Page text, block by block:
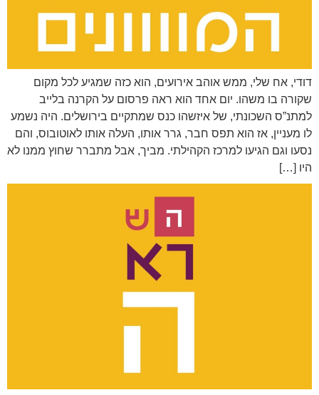
דודי, אח שלי, ממש אוהב אירועים, הוא כזה שמגיע לכל מקום
שקורה בו משהו. יום אחד הוא ראה פרסום על הקרנה בלייב
למתנ”ס השכונתי, של איזשהו כנס שמתקיים בירושלים. היה נשמע
לו מעניין, אז הוא תפס חבר, גרר אותו, העלה אותו לאוטובוס, והם
נסעו וגם הגיעו למרכז הקהילתי. מביך, אבל מתברר שחוץ ממנו לא
היו […]